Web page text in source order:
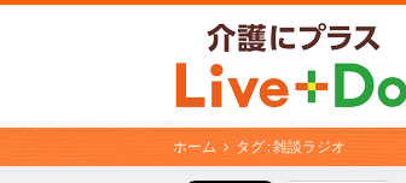
ホーム タグ : 雑談ラジオ